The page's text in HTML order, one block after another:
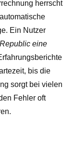
herrscht
Ein Nutzer
eine
bis die
sorgt bei vielen
Fehler oft